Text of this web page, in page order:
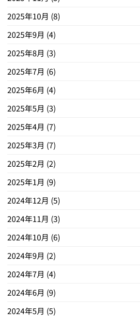
2025年10月 (8)
2025年9月 (4)
2025年8月 (3)
2025年7月 (6)
2025年6月 (4)
2025年5月 (3)
2025年4月 (7)
2025年3月 (7)
2025年2月 (2)
2025年1月 (9)
2024年12月 (5)
2024年11月 (3)
2024年10月 (6)
2024年9月 (2)
2024年7月 (4)
2024年6月 (9)
2024年5月 (5)